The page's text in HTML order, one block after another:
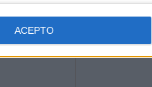
ACEPTO